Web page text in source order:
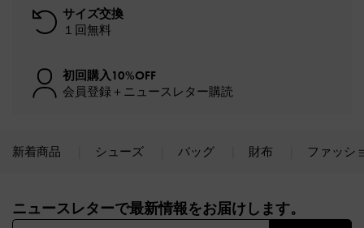
サイズ交換
１回無料
初回購入10%OFF
会員登録＋ニュースレター購読
新着商品 シューズ バッグ 財布 ファッシ
ニュースレターで最新情報をお届けします。​